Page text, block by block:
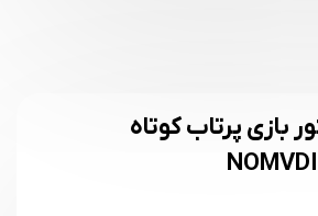
بازی پرتاب کوتاه